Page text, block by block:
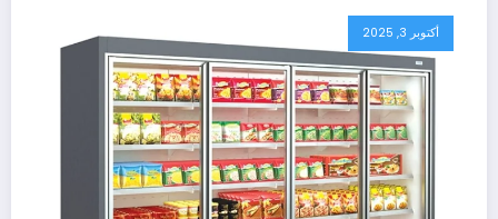
أكتوبر 3, 2025